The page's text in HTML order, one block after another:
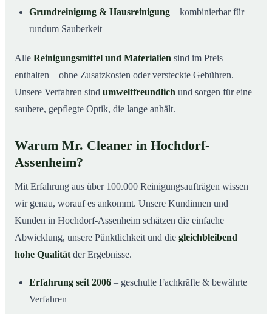
Grundreinigung & Hausreinigung – kombinierbar für
rundum Sauberkeit
Alle Reinigungsmittel und Materialien sind im Preis
enthalten – ohne Zusatzkosten oder versteckte Gebühren.
Unsere Verfahren sind umweltfreundlich und sorgen für eine
saubere, gepflegte Optik, die lange anhält.
Warum Mr. Cleaner in Hochdorf-
Assenheim?
Mit Erfahrung aus über 100.000 Reinigungsaufträgen wissen
wir genau, worauf es ankommt. Unsere Kundinnen und
Kunden in Hochdorf-Assenheim schätzen die einfache
Abwicklung, unsere Pünktlichkeit und die gleichbleibend
hohe Qualitätder Ergebnisse.
Erfahrung seit 2006 – geschulte Fachkräfte & bewährte
Verfahren